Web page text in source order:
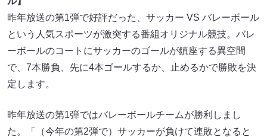
昨年放送の第1弾で好評だった、サッカー VS バレーボール
という人気スポーツが激突する番組オリジナル競技。バレ
ーボールのコートにサッカーのゴールが鎮座する異空間
で、7本勝負、先に4本ゴールするか、止めるかで勝敗を決
定します。
昨年放送の第1弾ではバレーボールチームが勝利しまし
た。「（今年の第2弾で）サッカーが負けて連敗となると